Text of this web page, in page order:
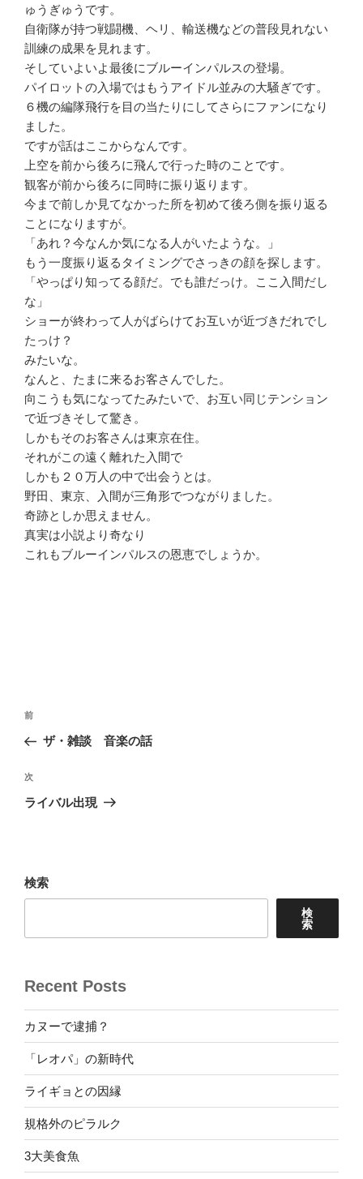
ゅうぎゅうです。
自衛隊が持つ戦闘機、ヘリ、輸送機などの普段見れない
訓練の成果を見れます。
そしていよいよ最後にブルーインパルスの登場。
パイロットの入場ではもうアイドル並みの大騒ぎです。
６機の編隊飛行を目の当たりにしてさらにファンになり
ました。
ですが話はここからなんです。
上空を前から後ろに飛んで行った時のことです。
観客が前から後ろに同時に振り返ります。
今まで前しか見てなかった所を初めて後ろ側を振り返る
ことになりますが。
「あれ？今なんか気になる人がいたような。」
もう一度振り返るタイミングでさっきの顔を探します。
「やっぱり知ってる顔だ。でも誰だっけ。ここ入間だし
な」
ショーが終わって人がばらけてお互いが近づきだれでし
たっけ？
みたいな。
なんと、たまに来るお客さんでした。
向こうも気になってたみたいで、お互い同じテンション
で近づきそして驚き。
しかもそのお客さんは東京在住。
それがこの遠く離れた入間で
しかも２０万人の中で出会うとは。
野田、東京、入間が三角形でつながりました。
奇跡としか思えません。
真実は小説より奇なり
これもブルーインパルスの恩恵でしょうか。
投
ナ
ビ
ゲ
ン
前
の
稿
前
ザ・雑談 音楽の話
次
の
次
ライバル出現
検索
検
索
Recent Posts
カヌーで逮捕？
「レオパ」の新時代
ライギョとの因縁
規格外のピラルク
3大美食魚